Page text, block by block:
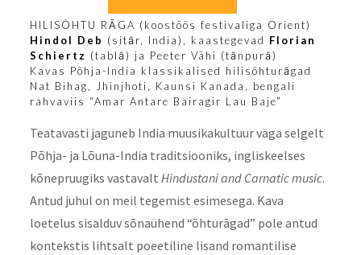
HILISÕHTU RĀGA (koostöös festivaliga Orient)
Hindol Deb (sitār, India), kaastegevad Florian
Schiertz (tablā) ja Peeter Vähi (tānpurā)
Kavas Põhja-India klassikalised hilisõhturāgad
Nat Bihag, Jhinjhoti, Kaunsi Kanada, bengali
rahvaviis “Amar Antare Bairagir Lau Baje”
Teatavasti jaguneb India muusikakultuur väga selgelt
Põhja- ja Lõuna-India traditsiooniks, ingliskeelses
kõnepruugiks vastavalt Hindustani and Carnatic music.
Antud juhul on meil tegemist esimesega. Kava
loetelus sisalduv sõnaühend “õhturāgad” pole antud
kontekstis lihtsalt poeetiline lisand romantilise